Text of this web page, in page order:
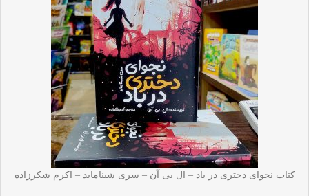
کتاب نجوای دختری در باد – ال بی آن – سری شیناماید – اکرم شکرزاده